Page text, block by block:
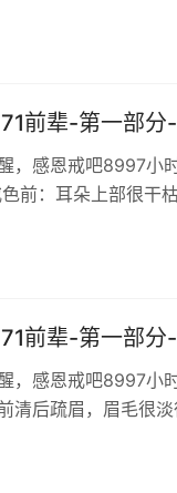
前辈-第一部
，感恩戒吧8997小
前：耳朵上部很干
前辈-第一部分
，感恩戒吧8997小
清后疏眉，眉毛很